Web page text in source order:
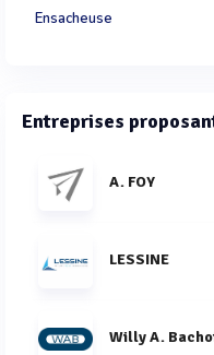
Ensacheuse
Entreprises
A. FOY
LESSINE
Willy A.